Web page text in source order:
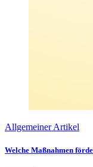
Allgemeiner Artikel
Welche Maßnahmen